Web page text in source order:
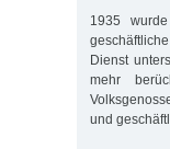
1935
Dienst
mehr
und